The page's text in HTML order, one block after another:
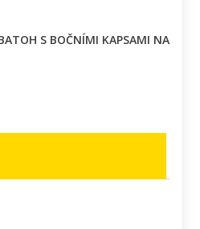
S BOČNÍMI KAPSAMI NA